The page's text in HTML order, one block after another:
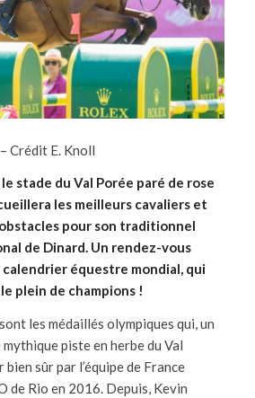
Crédit E. Knoll
stade du Val Porée paré de rose
les meilleurs cavaliers et
pour son traditionnel
de Dinard. Un rendez-vous
équestre mondial, qui
plein de champions !
les médaillés olympiques qui, un
piste en herbe du Val
bien sûr par l’équipe de France
de Rio en 2016. Depuis, Kevin